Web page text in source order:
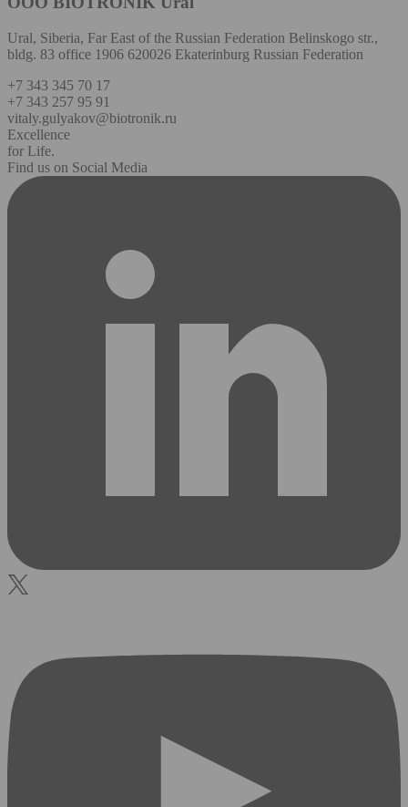
Ural, Siberia, Far East of the Russian Federation Belinskogo str.,
bldg. 83 office 1906 620026 Ekaterinburg Russian Federation
+7 343 345 70 17
+7 343 257 95 91
vitaly.gulyakov@biotronik.ru
Excellence
for Life.
Find us on Social Media